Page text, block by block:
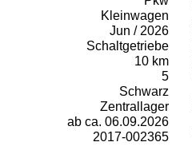
Kleinwagen
Jun / 2026
Schaltgetriebe
10 km
5
Schwarz
Zentrallager
ab ca. 06.09.2026
2017-002365